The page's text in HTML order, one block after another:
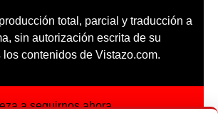
total, parcial y traducción a
sin autorización escrita de su
los contenidos de Vistazo.com.
a seguirnos ahora